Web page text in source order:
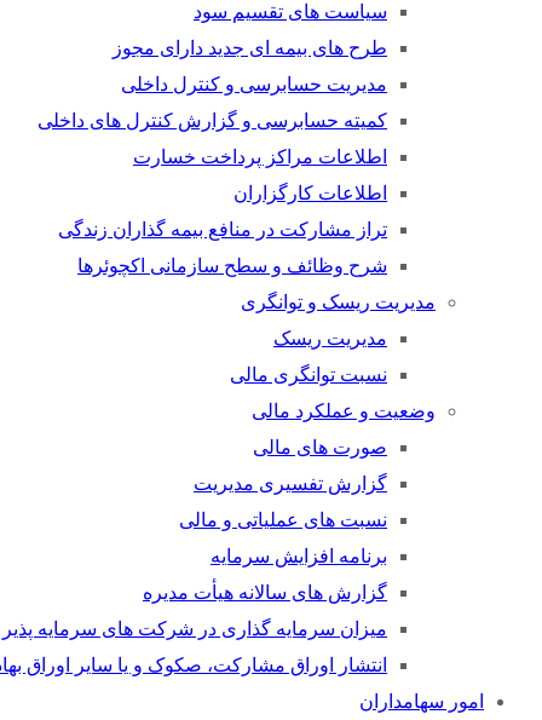
سیاست های تقسیم سود
طرح های بیمه ای جدید دارای مجوز
مدیریت حسابرسی و کنترل داخلی
کمیته حسابرسی و گزارش کنترل های داخلی
اطلاعات مراکز پرداخت خسارت
اطلاعات کارگزاران
تراز مشارکت در منافع بیمه گذاران زندگی
شرح وظائف و سطح سازمانی اکچوئرها
مدیریت ریسک و توانگری
مدیریت ریسک
نسبت توانگری مالی
وضعیت و عملکرد مالی
صورت های مالی
گزارش تفسیری مدیریت
نسبت های عملیاتی و مالی
برنامه افزایش سرمایه
گزارش های سالانه هیأت مدیره
میزان سرمایه گذاری در شرکت های سرمایه
انتشار اوراق مشارکت، صکوک و یا سایر اوراق
امور سهامداران